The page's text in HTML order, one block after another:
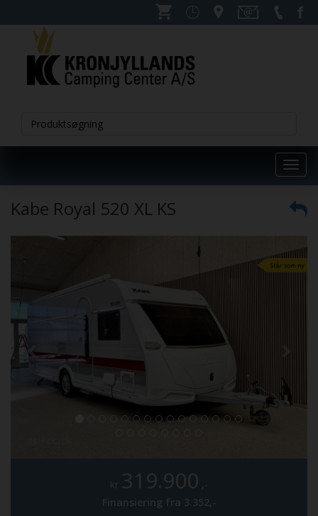
Kabe Royal 520 XL KS
kr 319.900 ,-
Finansiering fra 3.352,-